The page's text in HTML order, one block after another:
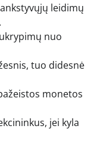
leidimų
nuo
tuo didesnė
monetos
jei kyla